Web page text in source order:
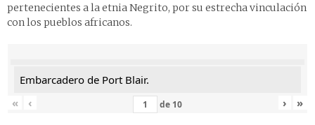
pertenecientes a la etnia Negrito, por su estrecha vinculación
con los pueblos africanos.
Embarcadero de Port Blair.
«
‹ de 10 › »